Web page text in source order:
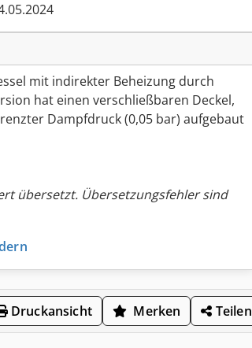
mit indirekter Beheizung durch
hat einen verschließbaren Deckel,
Dampfdruck (0,05 bar) aufgebaut
übersetzt. Übersetzungsfehler sind
Druckansicht Merken Teilen